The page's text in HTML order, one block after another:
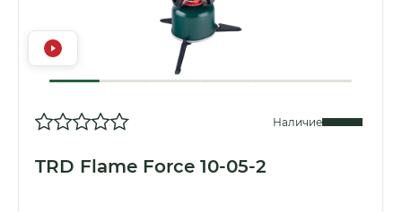
Наличие
TRD Flame Force 10-05-2